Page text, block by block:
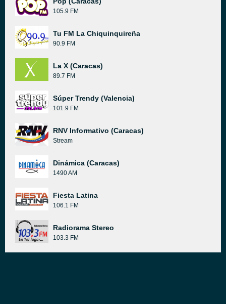
105.9 FM
Tu FM La Chiquinquireña
90.9 FM
La X (Caracas)
89.7 FM
Súper Trendy (Valencia)
101.9 FM
RNV Informativo (Caracas)
Stream
Dinámica (Caracas)
1490 AM
Fiesta Latina
106.1 FM
Radiorama Stereo
103.3 FM